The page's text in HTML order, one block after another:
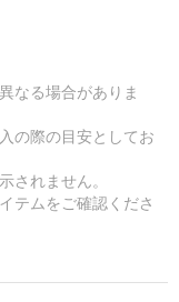
なる場合がありま
の際の目安としてお
されません。
テムをご確認くださ